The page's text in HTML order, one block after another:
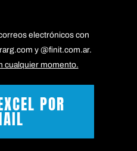
electrónicos con
y @finit.com.ar.
cualquier momento.
POR